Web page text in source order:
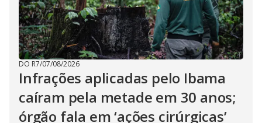
DO R7/07/08/2026
Infrações aplicadas pelo Ibama
caíram pela metade em 30 anos;
órgão fala em ‘ações cirúrgicas’